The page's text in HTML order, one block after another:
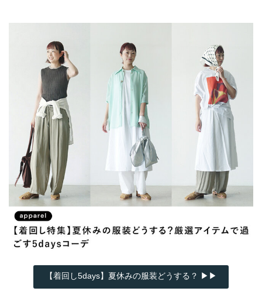
【着回し5days】夏休みの服装どうする？ ▶▶